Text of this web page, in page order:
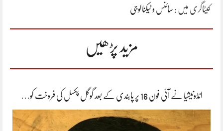
کیٹاگری میں : سائنس و ٹیکنالوجی
مزید پڑھیں
انڈونیشیا نے آئی فون 16 پر پابندی کے بعد گوگل پکسل کی فروخت کو…